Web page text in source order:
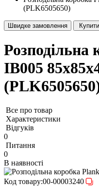
(PLK6505650)
Швидке замовлення Купити
Розподільна
IB005
Все про товар
Характеристики
Відгуків
0
Питання
0
В наявності
Код товару:00-00003240